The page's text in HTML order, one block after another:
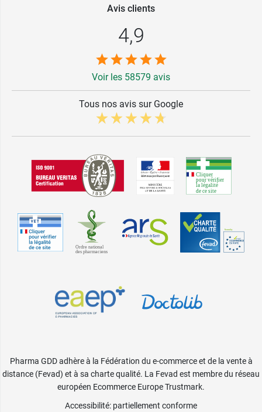
Avis clients
4,9
Voir les 58579 avis
Tous nos avis sur Google
Pharma GDD adhère à la Fédération du e-commerce et de la vente à
distance (Fevad) et à sa charte qualité. La Fevad est membre du réseau
européen Ecommerce Europe Trustmark.
Accessibilité: partiellement conforme